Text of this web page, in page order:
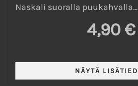
Naskali suoralla puukahvalla...
4,90 €